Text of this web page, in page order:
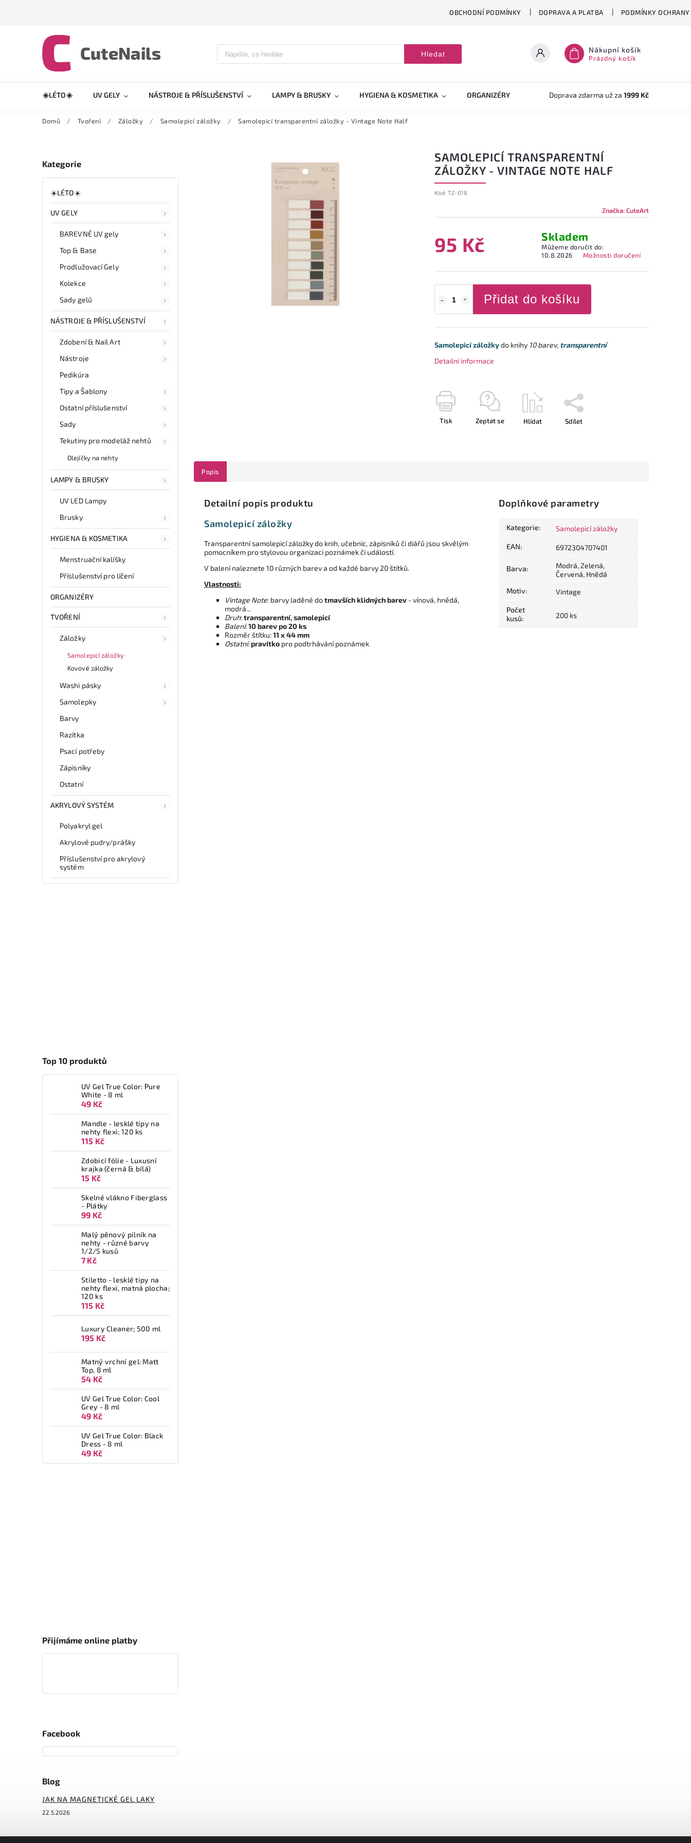
OBCHODNÍ PODMÍNKY DOPRAVA A PLATBA PODMÍNKY
Hledat Nákupní košík
Prázdný košík
☀️LÉTO☀️ UV GELY NÁSTROJE & PŘÍSLUŠENSTVÍ LAMPY & BRUSKY HYGIENA & KOSMETIKA ORGANIZÉRY TVOŘENÍ AKRYLOVÝ SYSTÉM
Doprava zdarma už za 1999 Kč
Domů / Tvoření / Záložky / Samolepicí záložky / Samolepicí transparentní záložky - Vintage Note Half
Kategorie
☀️LÉTO☀️
UV GELY
BAREVNÉ UV gely
Top & Base
Prodlužovací Gely
Kolekce
Sady gelů
NÁSTROJE & PŘÍSLUŠENSTVÍ
Zdobení & Nail Art
Nástroje
Pedikúra
Tipy a Šablony
Ostatní příslušenství
Sady
Tekutiny pro modeláž nehtů
Olejíčky na nehty
LAMPY & BRUSKY
UV LED Lampy
Brusky
HYGIENA & KOSMETIKA
Menstruační kalíšky
Příslušenství pro líčení
ORGANIZÉRY
TVOŘENÍ
Záložky
Samolepicí záložky
Kovové záložky
Washi pásky
Samolepky
Barvy
Razítka
Psací potřeby
Zápisníky
Ostatní
AKRYLOVÝ SYSTÉM
Polyakryl gel
Akrylové pudry/prášky
Příslušenství pro akrylový
systém
Top 10 produktů
UV Gel True Color: Pure
White - 8 ml
49 Kč
Mandle - lesklé tipy na
nehty flexi; 120 ks
115 Kč
Zdobicí fólie - Luxusní
krajka (černá & bílá)
15 Kč
Skelné vlákno Fiberglass
- Plátky
99 Kč
Malý pěnový pilník na
nehty - různé barvy
1/2/5 kusů
7 Kč
Stiletto - lesklé tipy na
nehty flexi, matná plocha;
120 ks
115 Kč
Luxury Cleaner; 500 ml
195 Kč
Matný vrchní gel: Matt
Top, 8 ml
54 Kč
UV Gel True Color: Cool
Grey - 8 ml
49 Kč
UV Gel True Color: Black
Dress - 8 ml
49 Kč
Přijímáme online platby
Facebook
Blog
JAK NA MAGNETICKÉ GEL LAKY
22.5.2026
SAMOLEPICÍ TRANSPARENTNÍ
ZÁLOŽKY - VINTAGE NOTE HALF
Kód: TZ-018
Značka:CuteArt
95 Kč Skladem
Můžeme doručit do:
10.8.2026
Možnosti doručení
Přidat do košíku
Samolepicí záložky do knihy10 barev, transparentní
Detailní informace
Tisk Zeptat se Hlídat Sdílet
Popis
Detailní popis produktu
Samolepicí záložky
Transparentní samolepicí záložky do knih, učebnic, zápisníků či diářů jsou skvělým
pomocníkem pro stylovou organizaci poznámek či událostí.
V balení naleznete 10 různých barev a od každé barvy 20 štítků.
Vlastnosti:
Vintage Note: barvy laděné dotmavších klidných barev - vínová, hnědá,
modrá...
Druh:transparentní, samolepicí
Balení:10 barev po 20 ks
Rozměr štítku:11 x 44 mm
Ostatní:pravítko pro podtrhávání poznámek
Doplňkové parametry
Kategorie: Samolepicí záložky
EAN: 6972304707401
Barva:
Modrá, Zelená,
Červená, Hnědá
Motiv: Vintage
Počet
kusů: 200 ks